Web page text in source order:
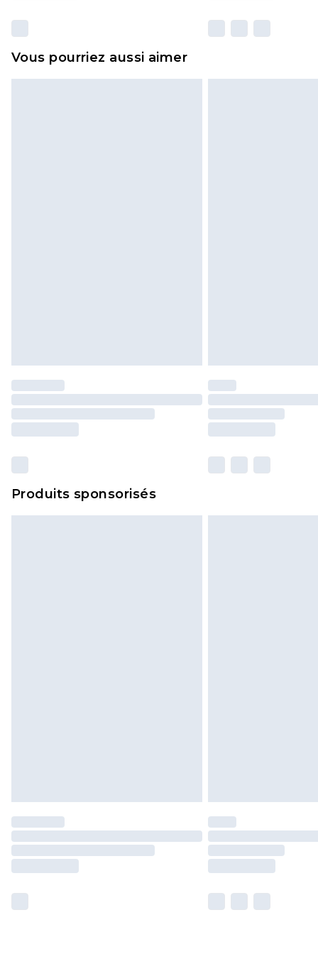
Vous pourriez aussi aimer
Produits sponsorisés